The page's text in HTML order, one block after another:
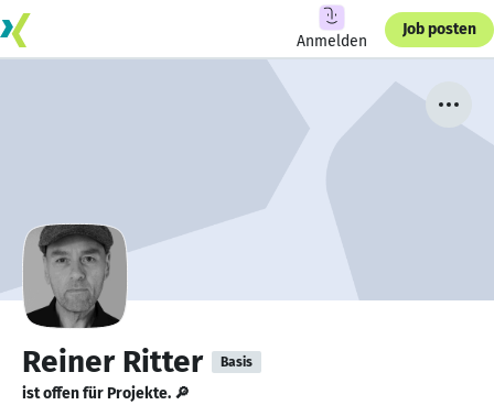
Anmelden
Job posten
Reiner Ritter Basis
ist offen für Projekte. 🔎